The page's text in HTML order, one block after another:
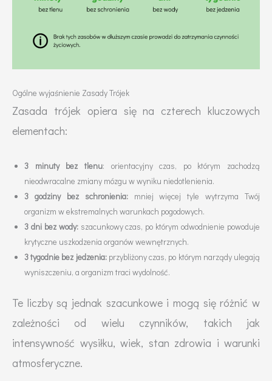
Ogólne wyjaśnienie Zasady Trójek
Zasada trójek opiera się na czterech kluczowych
elementach:
3 minuty bez tlenu: orientacyjny czas, po którym zachodzą
nieodwracalne zmiany mózgu w wyniku niedotlenienia.
3 godziny bez schronienia:mniej więcej tyle wytrzyma Twój
organizm w ekstremalnych warunkach pogodowych.
3 dni bez wody:szacunkowy czas, po którym odwodnienie powoduje
krytyczne uszkodzenia organów wewnętrznych.
3 tygodnie bez jedzenia: przybliżony czas, po którym narządy ulegają
wyniszczeniu, a organizm traci wydolność.
Te liczby są jednak szacunkowe i mogą się różnić w
zależności od wielu czynników, takich jak
intensywność wysiłku, wiek, stan zdrowia i warunki
atmosferyczne.